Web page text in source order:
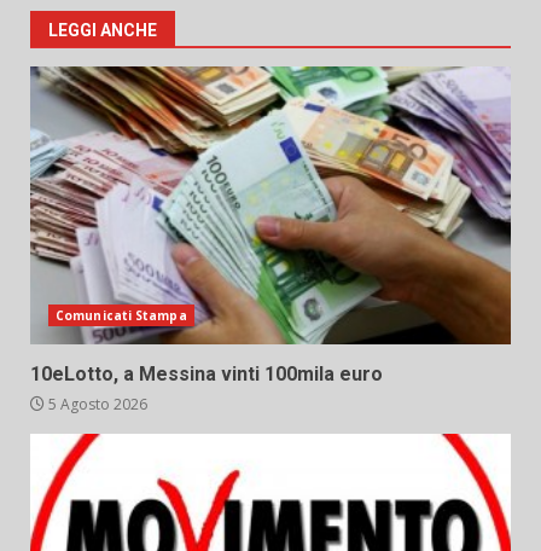
LEGGI ANCHE
Comunicati Stampa
10eLotto, a Messina vinti 100mila euro
5 Agosto 2026